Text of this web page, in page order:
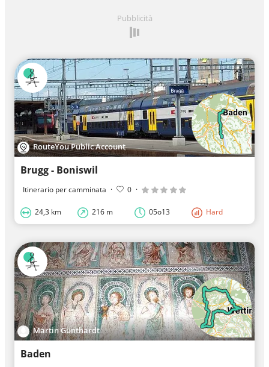
Pubblicità
RouteYou Public Account
Brugg - Boniswil
Itinerario per camminata · 0 ·
24,3 km 216 m 05o13 Hard
Martin Günthardt
Baden